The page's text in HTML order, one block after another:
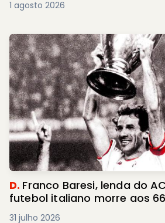
1 agosto 2026
D. Franco Baresi, lenda do
futebol italiano morre aos
31 julho 2026